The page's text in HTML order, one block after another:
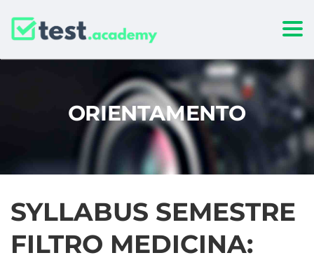
ORIENTAMENTO
SYLLABUS SEMESTRE
FILTRO MEDICINA: